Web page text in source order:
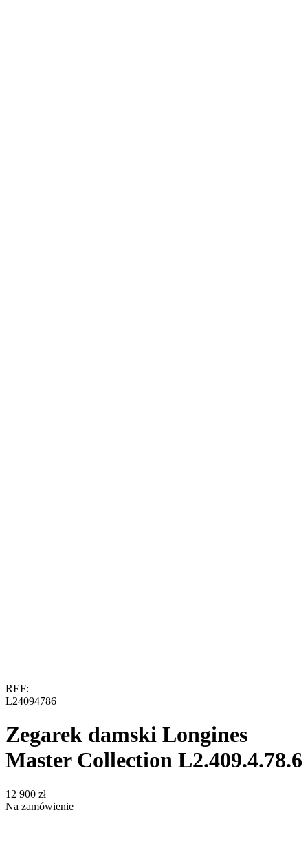
REF:
L24094786
Zegarek damski Longines
Master Collection L2.409.4.78.6
‍12 900‍ zł
Na zamówienie